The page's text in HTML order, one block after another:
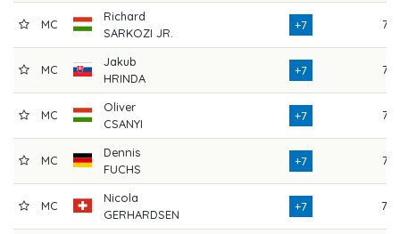
MC
Richard
SARKOZI JR.
+7 77
MC
Jakub
HRINDA
+7 73
MC
Oliver
CSANYI
+7 76
MC
Dennis
FUCHS
+7 73
MC
Nicola
GERHARDSEN
+7 78